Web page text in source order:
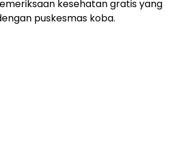
kesehatan gratis yang
puskesmas koba.